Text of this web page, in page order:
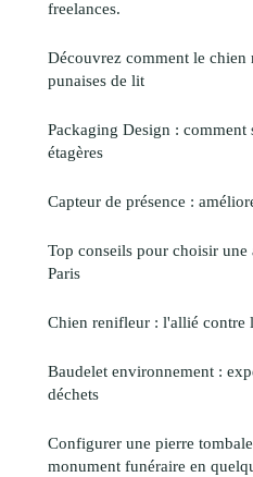
freelances.
Découvrez comment le
punaises de lit
Packaging Design : comment
étagères
Capteur de présence :
Top conseils pour choisir une
Paris
Chien renifleur : l'allié contre
Baudelet environnement :
déchets
Configurer une pierre
monument funéraire en